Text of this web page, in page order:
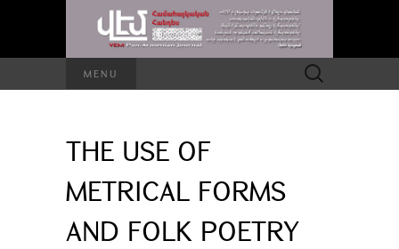
MENU
Search
for:
THE USE OF
METRICAL FORMS
AND FOLK POETRY